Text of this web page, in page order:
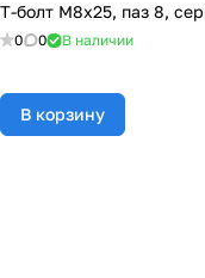
Т-болт М8х25, паз 8,
0 0 В наличии
В корзину